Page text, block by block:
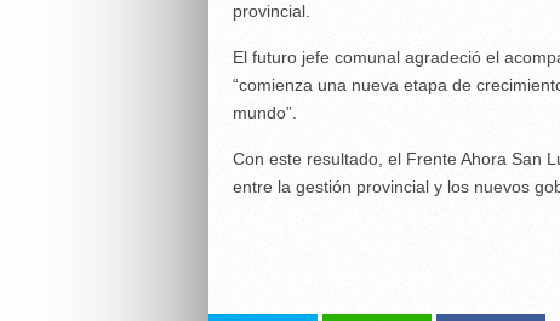
provincial.
El futuro jefe comunal agradeció el
“comienza una nueva etapa de
mundo”.
Con este resultado, el Frente Ahora San
entre la gestión provincial y los nuevos